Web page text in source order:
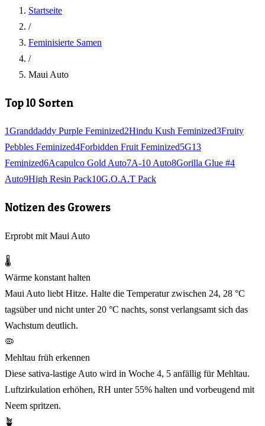
Startseite
/
Feminisierte Samen
/
Maui Auto
Top 10 Sorten
1Granddaddy Purple Feminized2Hindu Kush Feminized3Fruity
Pebbles Feminized4Forbidden Fruit Feminized5G13
Feminized6Acapulco Gold Auto7A-10 Auto8Gorilla Glue #4
Auto9High Resin Pack10G.O.A.T Pack
Notizen des Growers
Erprobt mit Maui Auto
🌡️
Wärme konstant halten
Maui Auto liebt Hitze. Halte die Temperatur zwischen 24, 28 °C
tagsüber und nicht unter 20 °C nachts, sonst verlangsamt sich das
Wachstum deutlich.
🦠
Mehltau früh erkennen
Diese sativa-lastige Auto wird in Woche 4, 5 anfällig für Mehltau.
Luftzirkulation erhöhen, RH unter 55% halten und vorbeugend mit
Neem spritzen.
🪴